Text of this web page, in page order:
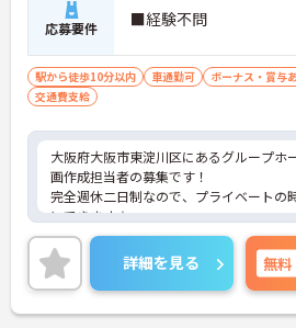
応募要件 ■経験不問
駅から徒歩10分以内 車通勤可 ボーナス・賞与
交通費支給
大阪府大阪市東淀川区にあるグループホ
画作成担当者の募集です！
完全週休二日制なので、プライベートの
にできます☆
昇給・賞与あり♪ 頑張りがしっかり反
す！
ご興味のある方には、面接対策ポイント
に詳細をお話しいたしますのでお気軽に
さい！
詳細を見る 無料